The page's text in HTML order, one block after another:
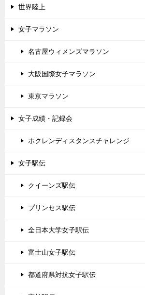
世界陸上
女子マラソン
名古屋ウィメンズマラソン
大阪国際女子マラソン
東京マラソン
女子成績・記録会
ホクレンディスタンスチャレンジ
女子駅伝
クイーンズ駅伝
プリンセス駅伝
全日本大学女子駅伝
富士山女子駅伝
都道府県対抗女子駅伝